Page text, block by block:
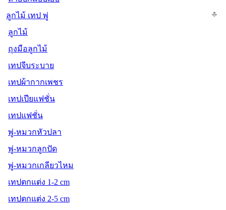
ลูกไม้ เทป พู่
ลูกไม้
ถุงมือลูกไม้
เทปจีบระบาย
เทปผ้ากากเพชร
เทปเปียแฟชั่น
เทปแฟชั่น
พู่-หมวกหัวปลา
พู่-หมวกลูกปัด
พู่-หมวกเกลียวไหม
เทปตกแต่ง 1-2 cm
เทปตกแต่ง 2-5 cm